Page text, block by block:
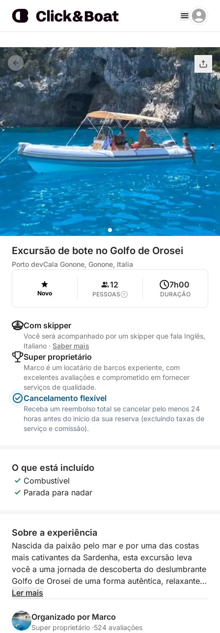
Excursão de bote no Golfo de Orosei
Porto devCala Gonone, Gonone, Italia
Novo
12
PESSOAS
7h00
DURAÇÃO
Com skipper
Você será acompanhado por um skipper que fala Inglês,
Italiano · Saber mais
Super proprietário
Marco é um locatário de barcos experiente, com
excelentes avaliações e comprometido em fornecer
serviços de qualidade.
Cancelamento flexível
Receba um reembolso total se cancelar pelo menos 24
horas antes do início da sua reserva (excluindo taxas de
serviço e comissão).
O que está incluído
Combustível
Parada para nadar
Sobre a experiência
Nascida da paixão pelo mar e por uma das costas
mais cativantes da Sardenha, esta excursão leva
você a uma jornada de descoberta do deslumbrante
Golfo de Orosei de uma forma autêntica, relaxante e
exclusiva. A experiência foi pensada para quem
das praias e enseadas mais emblemáticas da região.
Ler mais
Organizado por Marco
Super proprietário ·524 avaliações